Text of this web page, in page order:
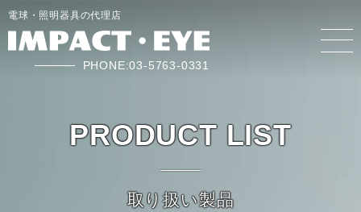
電球・照明器具の代理店
PHONE:03-5763-0331
PRODUCT LIST
取り扱い製品